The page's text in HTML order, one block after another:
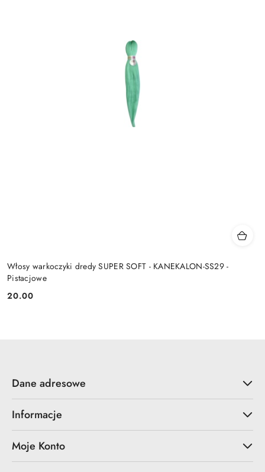
Włosy warkoczyki dredy SUPER SOFT - KANEKALON-SS29 -
Pistacjowe
Cena:
20.00
Dane adresowe
Informacje
Moje Konto